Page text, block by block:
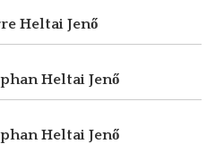
Heltai Jenő
Heltai Jenő
Heltai Jenő